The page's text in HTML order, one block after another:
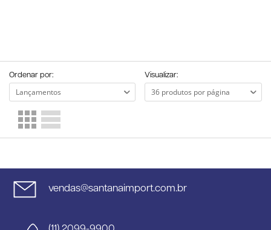
Ordenar por: Visualizar:
vendas@santanaimport.com.br